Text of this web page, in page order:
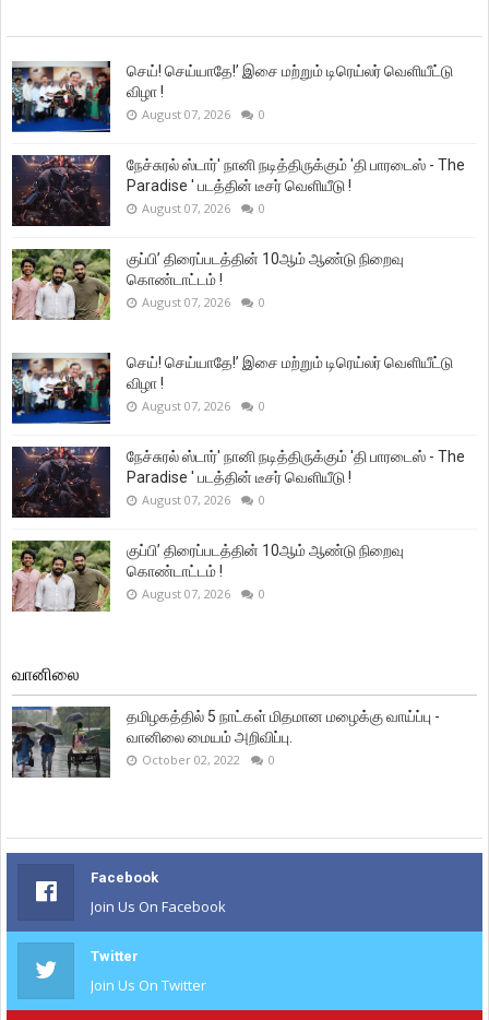
செய்! செய்யாதே!’ இசை மற்றும் டிரெய்லர் வெளியீட்டு
விழா !
August 07, 2026 0
நேச்சுரல் ஸ்டார்' நானி நடித்திருக்கும் 'தி பாரடைஸ் - The
Paradise ' படத்தின் டீசர் வெளியீடு !
August 07, 2026 0
குப்பி’ திரைப்படத்தின் 10ஆம் ஆண்டு நிறைவு
கொண்டாட்டம் !
August 07, 2026 0
செய்! செய்யாதே!’ இசை மற்றும் டிரெய்லர் வெளியீட்டு
விழா !
August 07, 2026 0
நேச்சுரல் ஸ்டார்' நானி நடித்திருக்கும் 'தி பாரடைஸ் - The
Paradise ' படத்தின் டீசர் வெளியீடு !
August 07, 2026 0
குப்பி’ திரைப்படத்தின் 10ஆம் ஆண்டு நிறைவு
கொண்டாட்டம் !
August 07, 2026 0
வானிலை
தமிழகத்தில் 5 நாட்கள் மிதமான மழைக்கு வாய்ப்பு -
வானிலை மையம் அறிவிப்பு.
October 02, 2022 0
Facebook
Join Us On Facebook
Twitter
Join Us On Twitter